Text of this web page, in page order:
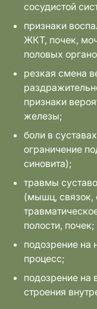
сосудистой
признаки
ЖКТ, почек,
половых
резкая смена
признаки
железы;
боли в
ограничение
синовита);
травмы
(мышц, связок,
полости, почек;
подозрение на
процесс;
подозрение на
строения